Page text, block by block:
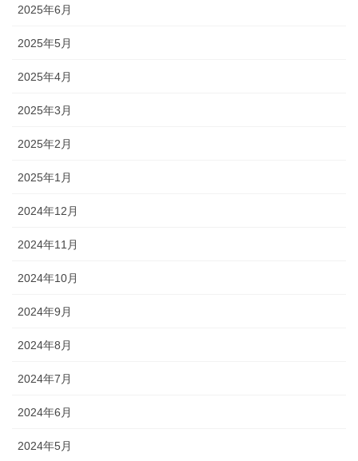
2025年6月
2025年5月
2025年4月
2025年3月
2025年2月
2025年1月
2024年12月
2024年11月
2024年10月
2024年9月
2024年8月
2024年7月
2024年6月
2024年5月